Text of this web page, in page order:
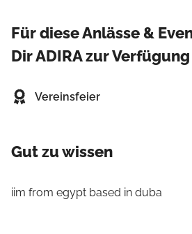
Für diese Anlässe &
Dir ADIRA zur Verfügung
Vereinsfeier
Gut zu wissen
iim from egypt based in duba